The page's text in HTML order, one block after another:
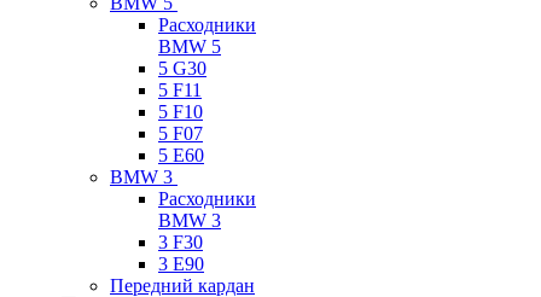
Расходники
BMW 5
5 G30
5 F11
5 F10
5 F07
5 E60
BMW 3
Расходники
BMW 3
3 F30
3 E90
Передний кардан